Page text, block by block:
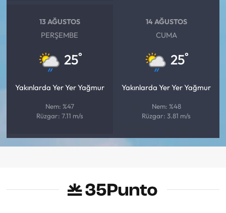
13 AĞUSTOS
PERŞEMBE
25°
Yakınlarda Yer Yer Yağmur
Nem: %47
Rüzgar: 7.11 m/s
14 AĞUSTOS
CUMA
25°
Yakınlarda Yer Yer Yağmur
Nem: %48
Rüzgar: 3.81 m/s